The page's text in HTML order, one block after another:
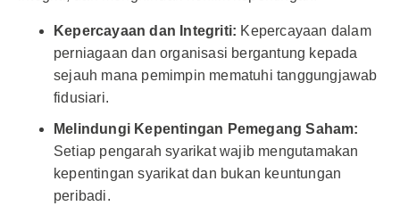
Kepercayaan dan Integriti: Kepercayaan dalam
perniagaan dan organisasi bergantung kepada
sejauh mana pemimpin mematuhi tanggungjawab
fidusiari.
Melindungi Kepentingan Pemegang Saham:
Setiap pengarah syarikat wajib mengutamakan
kepentingan syarikat dan bukan keuntungan
peribadi.